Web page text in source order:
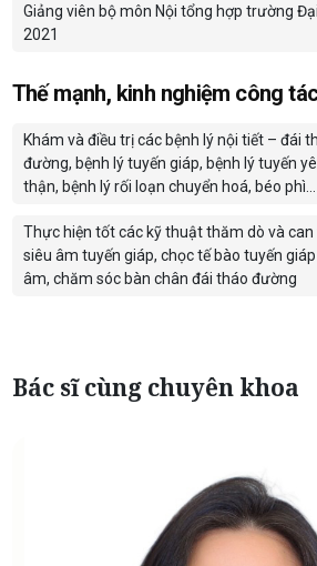
Giảng viên bộ môn Nội tổng hợp trường
2021
Thế mạnh, kinh nghiệm công
Khám và điều trị các bệnh lý nội tiết – đái
đường, bệnh lý tuyến giáp, bệnh lý tuyến
thận, bệnh lý rối loạn chuyển hoá, béo phì…
Thực hiện tốt các kỹ thuật thăm dò và can
siêu âm tuyến giáp, chọc tế bào tuyến
âm, chăm sóc bàn chân đái tháo đường
Bác sĩ cùng chuyên khoa